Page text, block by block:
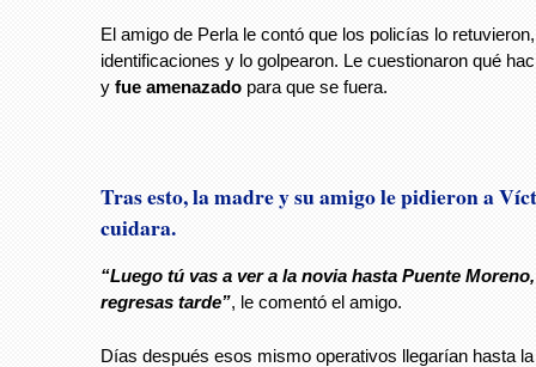
El amigo de Perla le contó que los policías lo
identificaciones y lo golpearon. Le cuestionaron qué
y fue amenazado para que se fuera.
Tras esto, la madre y su amigo le pidieron a
cuidara.
“Luego tú vas a ver a la novia hasta Puente
regresas tarde”, le comentó el amigo.
Días después esos mismo operativos llegarían hasta